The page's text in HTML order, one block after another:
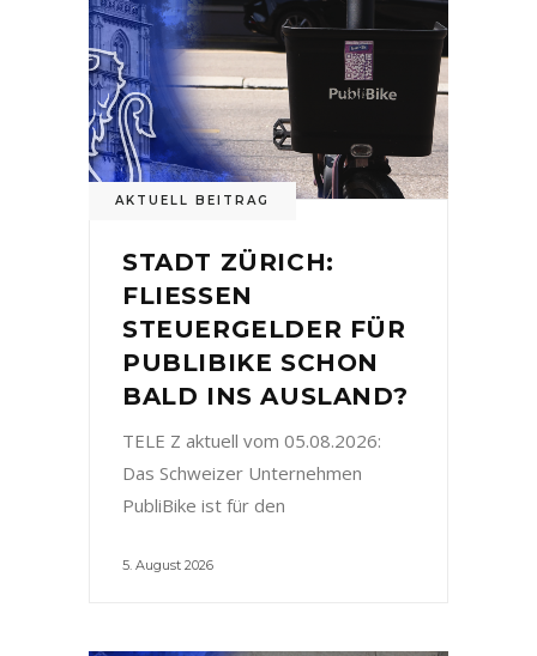
AKTUELL BEITRAG
STADT ZÜRICH:
FLIESSEN
STEUERGELDER FÜR
PUBLIBIKE SCHON
BALD INS AUSLAND?
TELE Z aktuell vom 05.08.2026:
Das Schweizer Unternehmen
PubliBike ist für den
5. August 2026